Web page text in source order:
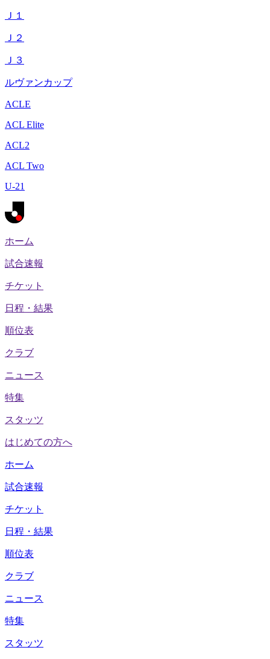
Ｊ１
Ｊ２
Ｊ３
ルヴァンカップ
ACLE
ACL Elite
ACL2
ACL Two
U-21
ホーム
試合速報
チケット
日程・結果
順位表
クラブ
ニュース
特集
スタッツ
はじめての方へ
ホーム
試合速報
チケット
日程・結果
順位表
クラブ
ニュース
特集
スタッツ